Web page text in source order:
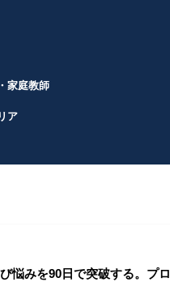
家庭教師
ア
悩みを90日で突破する。プロ